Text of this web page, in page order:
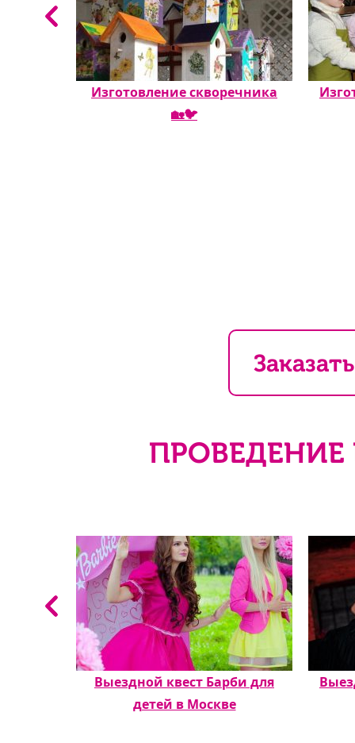
Изготовление скворечника
🏡🐦
ПРОВЕДЕНИЕ
Выездной квест Барби для
детей в Москве